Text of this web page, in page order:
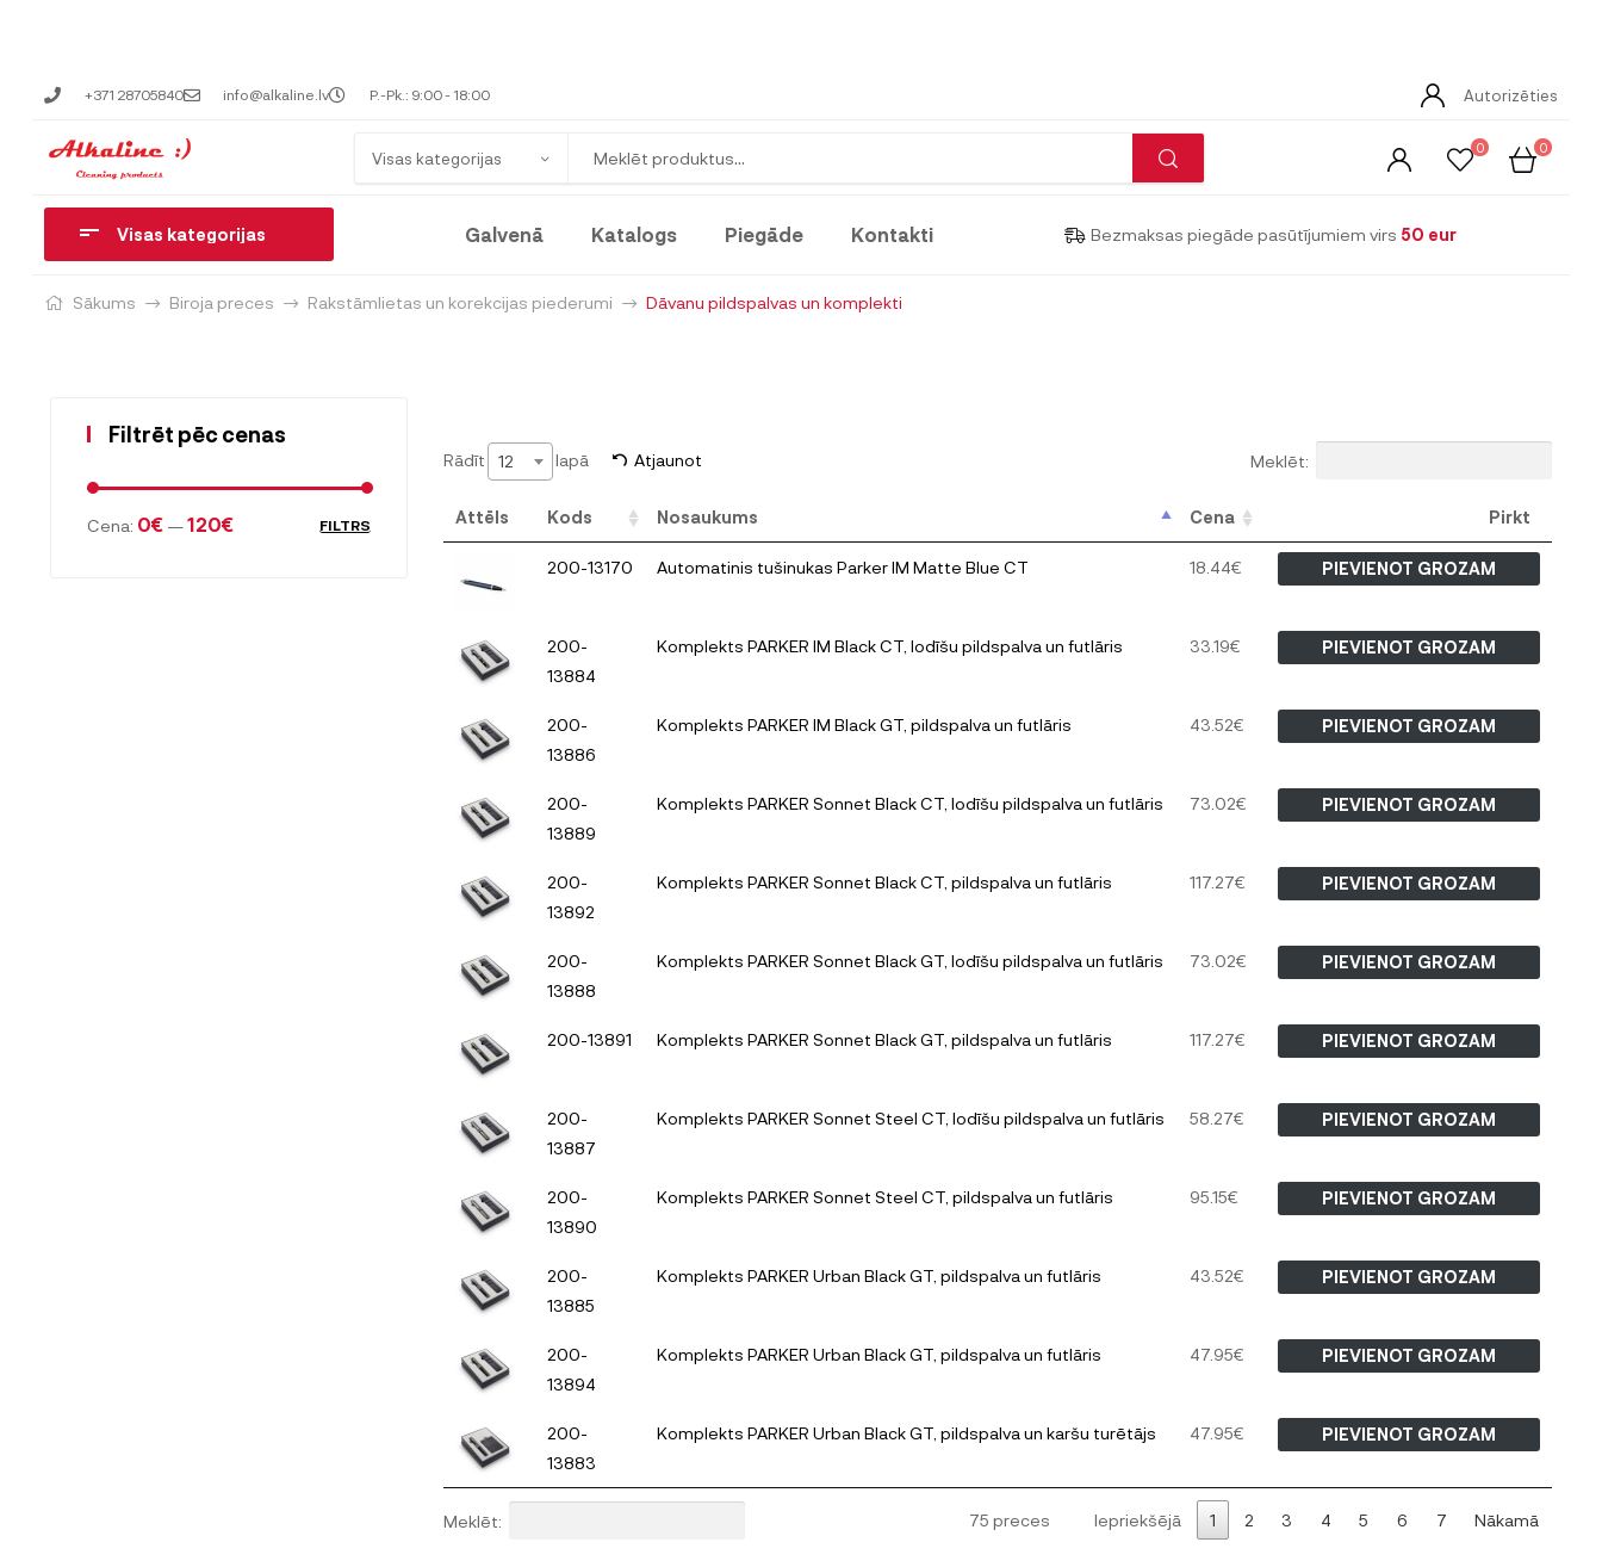
+371 28705840 info@alkaline.lv P.-Pk.: 9:00 - 18:00 Autorizēties
Visas kategorijas
0 0
Visas kategorijas Galvenā Katalogs Piegāde Kontakti Bezmaksas piegāde pasūtījumiem virs 50 eur
Sākums Biroja preces Rakstāmlietas un korekcijas piederumi Dāvanu pildspalvas un komplekti
Rādīt 12 lapā Atjaunot Meklēt:
Attēls Kods Nosaukums Cena Pirkt
200-13170 Automatinis tušinukas Parker IM Matte Blue CT 18.44€ PIEVIENOT GROZAM
200-
13884
Komplekts PARKER IM Black CT, lodīšu pildspalva un futlāris 33.19€ PIEVIENOT GROZAM
200-
13886
Komplekts PARKER IM Black GT, pildspalva un futlāris 43.52€ PIEVIENOT GROZAM
200-
13889
Komplekts PARKER Sonnet Black CT, lodīšu pildspalva un futlāris 73.02€ PIEVIENOT GROZAM
200-
13892
Komplekts PARKER Sonnet Black CT, pildspalva un futlāris 117.27€ PIEVIENOT GROZAM
200-
13888
Komplekts PARKER Sonnet Black GT, lodīšu pildspalva un futlāris 73.02€ PIEVIENOT GROZAM
200-13891 Komplekts PARKER Sonnet Black GT, pildspalva un futlāris 117.27€ PIEVIENOT GROZAM
200-
13887
Komplekts PARKER Sonnet Steel CT, lodīšu pildspalva un futlāris 58.27€ PIEVIENOT GROZAM
200-
13890
Komplekts PARKER Sonnet Steel CT, pildspalva un futlāris 95.15€ PIEVIENOT GROZAM
200-
13885
Komplekts PARKER Urban Black GT, pildspalva un futlāris 43.52€ PIEVIENOT GROZAM
200-
13894
Komplekts PARKER Urban Black GT, pildspalva un futlāris 47.95€ PIEVIENOT GROZAM
200-
13883
Komplekts PARKER Urban Black GT, pildspalva un karšu turētājs 47.95€ PIEVIENOT GROZAM
Meklēt: 75 preces Iepriekšējā 1 2 3 4 5 6 7 Nākamā
Filtrēt pēc cenas
FILTRS
Cena: 0€ —120€